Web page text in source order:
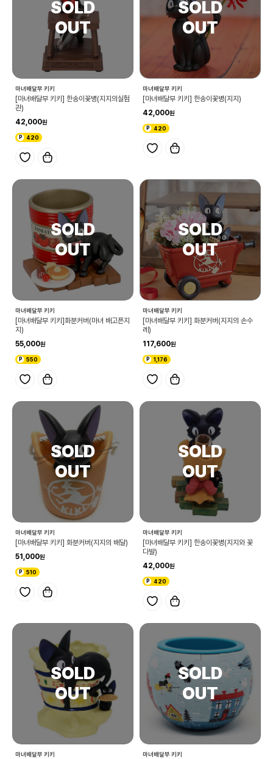
마녀배달부 키키
[마녀배달부 키키] 한송이꽃병(지지의실험
관)
42,000
420
마녀배달부 키키
[마녀배달부 키키] 한송이꽃병(지지)
42,000
420
마녀배달부 키키
[마녀배달부 키키]화분커버(마녀 배고픈지
지)
55,000
550
마녀배달부 키키
[마녀배달부 키키] 화분커버(지지의 손수
레)
117,600
1,176
마녀배달부 키키
[마녀배달부 키키] 화분커버(지지의 배달)
51,000
510
마녀배달부 키키
[마녀배달부 키키] 한송이꽃병(지지와 꽃
다발)
42,000
420
마녀배달부 키키 마녀배달부 키키